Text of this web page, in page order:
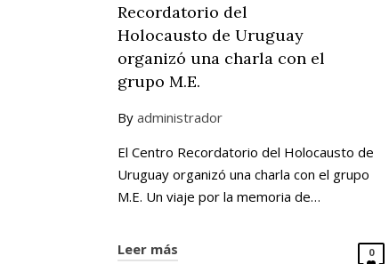
Recordatorio del
Holocausto de Uruguay
organizó una charla con el
grupo M.E.
By administrador
El Centro Recordatorio del Holocausto de
Uruguay organizó una charla con el grupo
M.E. Un viaje por la memoria de…
Leer más 0